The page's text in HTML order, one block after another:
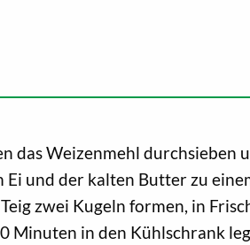
das Weizenmehl durchsieben
Ei und der kalten Butter zu
zwei Kugeln formen, in
Minuten in den Kühlschrank